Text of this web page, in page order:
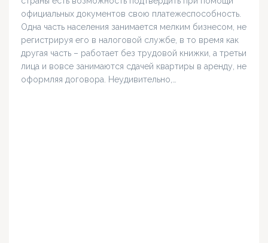
официальных документов свою платежеспособность.
Одна часть населения занимается мелким бизнесом, не
регистрируя его в налоговой службе, в то время как
другая часть – работает без трудовой книжки, а третьи
лица и вовсе занимаются сдачей квартиры в аренду, не
оформляя договора. Неудивительно,…